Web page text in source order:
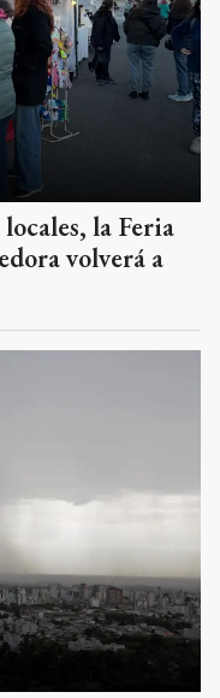
la Feria
volverá a